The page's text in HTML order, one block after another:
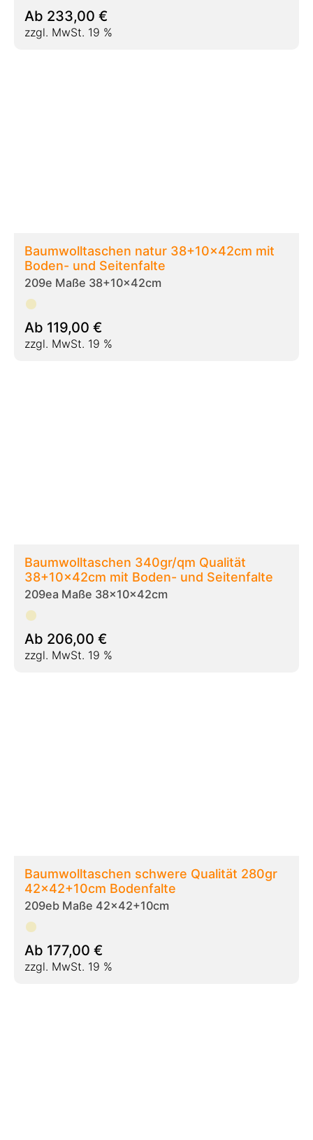
Ab119,00€
zzgl. MwSt. 19 %
Baumwolltaschen 340gr/qm Qualität
38+10x42cm mit Boden- und Seitenfalte
Ab206,00€
zzgl. MwSt. 19 %
Baumwolltaschen schwere Qualität 280gr
42x42+10cm Bodenfalte
Ab177,00€
zzgl. MwSt. 19 %
Baumwolltaschen schwere Qualitaet 190gr
46x35+12cm Bodenfalte
Ab133,00€
zzgl. MwSt. 19 %